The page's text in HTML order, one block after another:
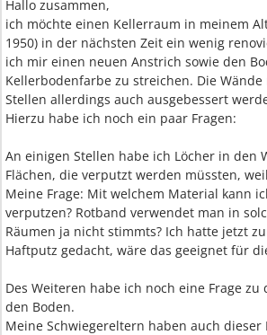
Hallo zusammen,
ich möchte einen Kellerraum in meinem
1950) in der nächsten Zeit ein wenig
ich mir einen neuen Anstrich sowie den
Kellerbodenfarbe zu streichen. Die
Stellen allerdings auch ausgebessert
Hierzu habe ich noch ein paar Fragen:
An einigen Stellen habe ich Löcher in den
Flächen, die verputzt werden müssten,
Meine Frage: Mit welchem Material kann
verputzen? Rotband verwendet man in
Räumen ja nicht stimmts? Ich hatte jetzt
Haftputz gedacht, wäre das geeignet für
Des Weiteren habe ich noch eine Frage
den Boden.
Meine Schwiegereltern haben auch dieser